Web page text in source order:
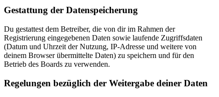
Gestattung der Datenspeicherung
Du gestattest dem Betreiber, die von dir im Rahmen der
Registrierung eingegebenen Daten sowie laufende Zugriffsdaten
(Datum und Uhrzeit der Nutzung, IP-Adresse und weitere von
deinem Browser übermittelte Daten) zu speichern und für den
Betrieb des Boards zu verwenden.
Regelungen bezüglich der Weitergabe deiner Daten